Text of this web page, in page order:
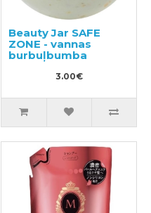
Beauty Jar SAFE
ZONE - vannas
burbuļbumba
3.00€